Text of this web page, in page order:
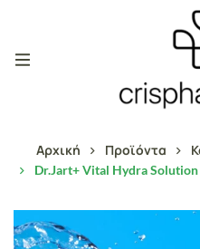
Αρχική Προϊόντα
Dr.Jart+ Vital Hydra